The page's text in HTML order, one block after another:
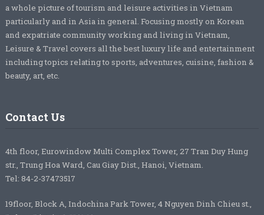
a whole picture of tourism and leisure activities in Vietnam
particularly and in Asia in general. Focusing mostly on Korean
and expatriate community working and living in Vietnam,
Leisure & Travel covers all the best luxury life and entertainment
including topics relating to sports, adventures, cuisine, fashion &
beauty, art, etc.
Contact Us
4th floor, Eurowindow Multi Complex Tower, 27 Tran Duy Hung
str., Trung Hoa Ward, Cau Giay Dist., Hanoi, Vietnam.
Tel: 84-2-37473517
19floor, Block A, Indochina Park Tower, 4 Nguyen Dinh Chieu st.,